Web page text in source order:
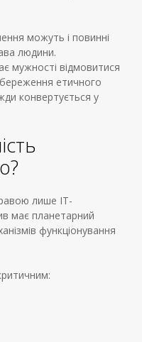
можуть і повинні
людини.
мужності відмовитися
етичного
конвертується у
лише ІТ-
має планетарний
функціонування